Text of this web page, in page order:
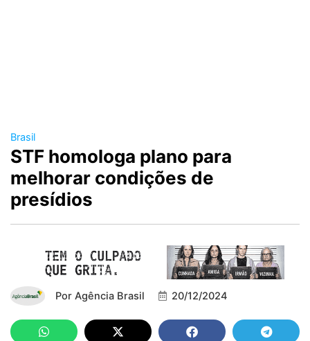
Brasil
STF homologa plano para
melhorar condições de
presídios
Por Agência Brasil 20/12/2024